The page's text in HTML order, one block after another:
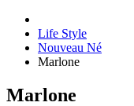
Life Style
Nouveau Né
Marlone
Marlone